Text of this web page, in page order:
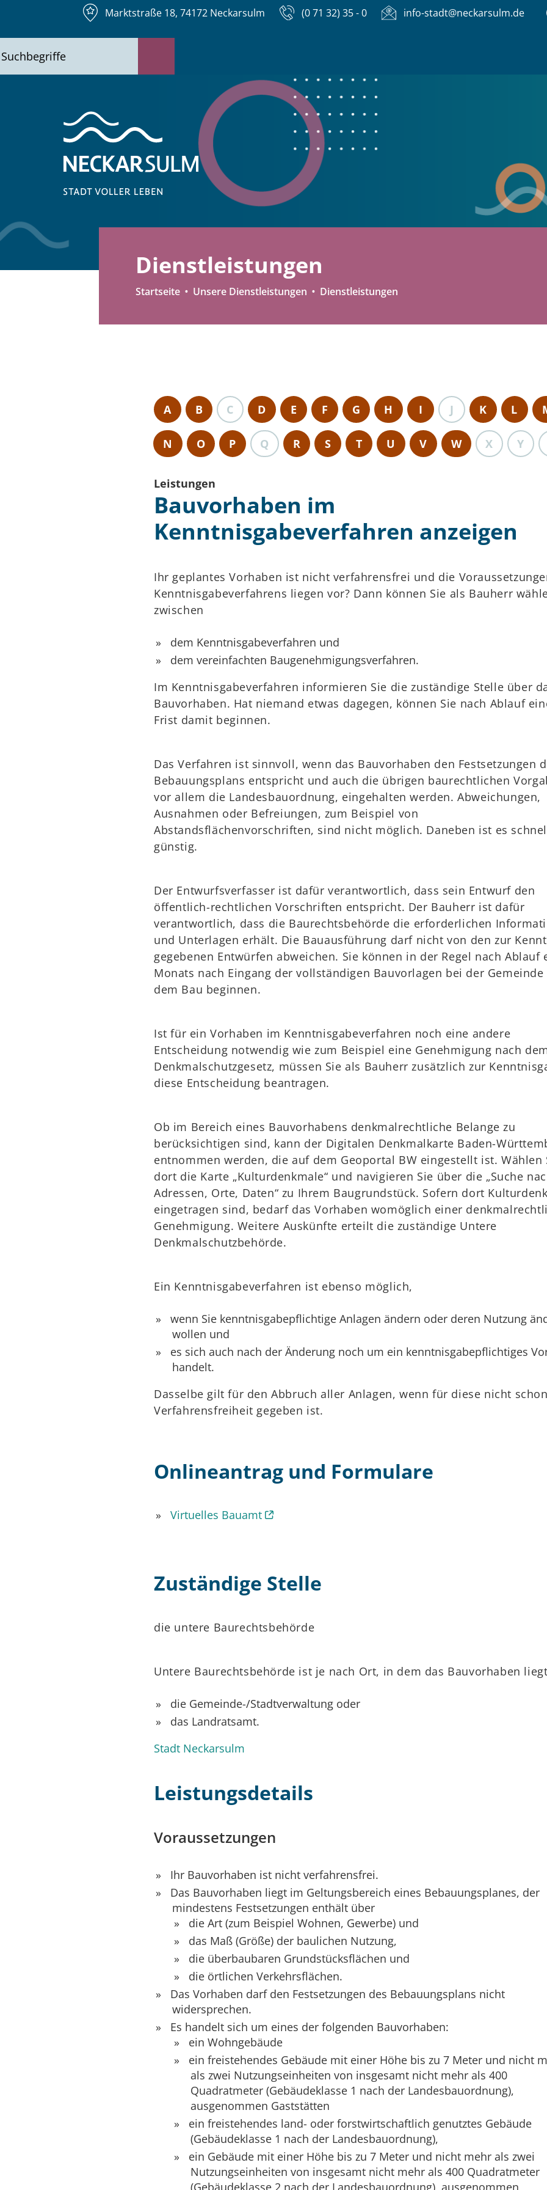
Marktstraße 18, 74172 Neckarsulm (0 71 32) 35 - 0 info-stadt@neckarsulm.de
Dienstleistungen
Startseite Unsere Dienstleistungen Dienstleistungen
Leistungen
A B C D E F G H I J K L
N O P Q R S T U V W X Y
Bauvorhaben im
Kenntnisgabeverfahren anzeigen
Ihr geplantes Vorhaben ist nicht verfahrensfrei und die
Kenntnisgabeverfahrens liegen vor? Dann können Sie als Bauherr
zwischen
dem Kenntnisgabeverfahren und
dem vereinfachten Baugenehmigungsverfahren.
Im Kenntnisgabeverfahren informieren Sie die zuständige Stelle über
Bauvorhaben. Hat niemand etwas dagegen, können Sie nach Ablauf
Frist damit beginnen.
Das Verfahren ist sinnvoll, wenn das Bauvorhaben den Festsetzungen
Bebauungsplans entspricht und auch die übrigen baurechtlichen
vor allem die Landesbauordnung, eingehalten werden. Abweichungen,
Ausnahmen oder Befreiungen, zum Beispiel von
Abstandsflächenvorschriften, sind nicht möglich. Daneben ist es
günstig.
Der Entwurfsverfasser ist dafür verantwortlich, dass sein Entwurf den
öffentlich-rechtlichen Vorschriften entspricht. Der Bauherr ist dafür
verantwortlich, dass die Baurechtsbehörde die erforderlichen
und Unterlagen erhält. Die Bauausführung darf nicht von den zur
gegebenen Entwürfen abweichen. Sie können in der Regel nach Ablauf
Monats nach Eingang der vollständigen Bauvorlagen bei der
dem Bau beginnen.
Ist für ein Vorhaben im Kenntnisgabeverfahren noch eine andere
Entscheidung notwendig wie zum Beispiel eine Genehmigung nach
Denkmalschutzgesetz, müssen Sie als Bauherr zusätzlich zur
diese Entscheidung beantragen.
Ob im Bereich eines Bauvorhabens denkmalrechtliche Belange zu
berücksichtigen sind, kann der Digitalen Denkmalkarte Baden-
entnommen werden, die auf dem Geoportal BW eingestellt ist. Wählen
dort die Karte „Kulturdenkmale“ und navigieren Sie über die „Suche
Adressen, Orte, Daten“ zu Ihrem Baugrundstück. Sofern dort
eingetragen sind, bedarf das Vorhaben womöglich einer
Genehmigung. Weitere Auskünfte erteilt die zuständige Untere
Denkmalschutzbehörde.
Ein Kenntnisgabeverfahren ist ebenso möglich,
wenn Sie kenntnisgabepflichtige Anlagen ändern oder deren Nutzung
wollen und
es sich auch nach der Änderung noch um ein kenntnisgabepflichtiges
handelt.
Dasselbe gilt für den Abbruch aller Anlagen, wenn für diese nicht
Verfahrensfreiheit gegeben ist.
Onlineantrag und Formulare
Virtuelles Bauamt
Zuständige Stelle
die untere Baurechtsbehörde
Untere Baurechtsbehörde ist je nach Ort, in dem das Bauvorhaben
die Gemeinde-/Stadtverwaltung oder
das Landratsamt.
Stadt Neckarsulm
Leistungsdetails
Voraussetzungen
Ihr Bauvorhaben ist nicht verfahrensfrei.
Das Bauvorhaben liegt im Geltungsbereich eines Bebauungsplanes, der
mindestens Festsetzungen enthält über
die Art (zum Beispiel Wohnen, Gewerbe) und
das Maß (Größe) der baulichen Nutzung,
die überbaubaren Grundstücksflächen und
die örtlichen Verkehrsflächen.
Das Vorhaben darf den Festsetzungen des Bebauungsplans nicht
widersprechen.
Es handelt sich um eines der folgenden Bauvorhaben:
ein Wohngebäude
ein freistehendes Gebäude mit einer Höhe bis zu 7 Meter und nicht
als zwei Nutzungseinheiten von insgesamt nicht mehr als 400
Quadratmeter (Gebäudeklasse 1 nach der Landesbauordnung),
ausgenommen Gaststätten
ein freistehendes land- oder forstwirtschaftlich genutztes Gebäude
(Gebäudeklasse 1 nach der Landesbauordnung),
ein Gebäude mit einer Höhe bis zu 7 Meter und nicht mehr als zwei
Nutzungseinheiten von insgesamt nicht mehr als 400 Quadratmeter
(Gebäudeklasse 2 nach der Landesbauordnung), ausgenommen